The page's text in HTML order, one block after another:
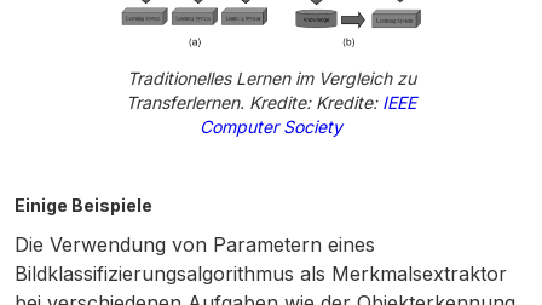
Traditionelles Lernen im Vergleich zu
Transferlernen. Kredite: Kredite: IEEE
Computer Society
Einige Beispiele
Die Verwendung von Parametern eines
Bildklassifizierungsalgorithmus als Merkmalsextraktor